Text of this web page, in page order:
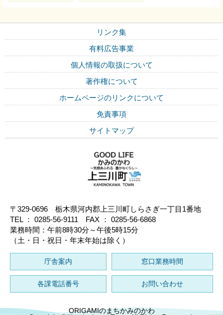
リンク集
有料広告事業
個人情報の取扱について
著作権について
ホームページのリンクについて
免責事項
サイトマップ
〒329-0696 栃木県河内郡上三川町しらさぎ一丁目1番地
TEL ： 0285-56-9111 FAX ： 0285-56-6868
業務時間：午前8時30分～午後5時15分
（土・日・祝日・年末年始は除く）
庁舎案内 窓口業務時間
各課電話番号 お問い合わせ
ORIGAMIのまちかみのかわ